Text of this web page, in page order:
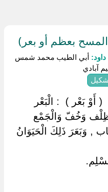
بعظم أو بعر)
أبي الطيب محمد شمس
آبادي
بَعْر ) ‏ ‏: الْبَعْر
وَخُفّ وَالْجَمْع
, وَبَعَرَ ذَلِكَ الْحَيَوَانُ